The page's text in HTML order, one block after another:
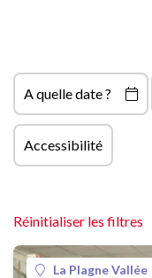
A quelle date ?
Accessibilité
Réinitialiser les filtres
La Plagne Vallée